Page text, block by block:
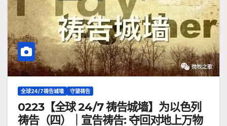
全球24/7祷告城墙 守望祷告
0223【全球 24/7 祷告城墙】为以色列
祷告（四）｜宣告祷告: 夺回对地上万物